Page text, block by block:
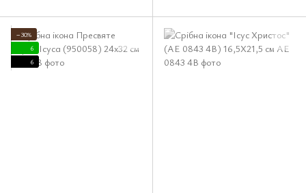
−30%
6
6